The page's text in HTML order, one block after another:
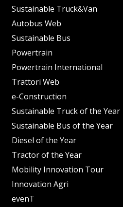
Sustainable Truck&Van
Autobus Web
Sustainable Bus
Powertrain
Powertrain International
Trattori Web
e-Construction
Sustainable Truck of the Year
Sustainable Bus of the Year
Diesel of the Year
Tractor of the Year
Mobility Innovation Tour
Innovation Agri
evenT